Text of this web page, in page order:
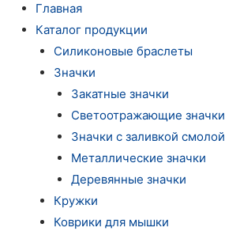
Главная
Каталог продукции
Силиконовые браслеты
Значки
Закатные значки
Светоотражающие значки
Значки с заливкой смолой
Металлические значки
Деревянные значки
Кружки
Коврики для мышки